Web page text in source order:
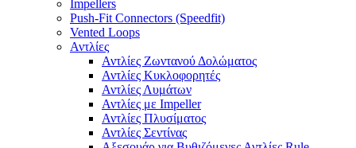
Impellers
Push-Fit Connectors (Speedfit)
Vented Loops
Αντλίες
Αντλίες Ζωντανού Δολώματος
Αντλίες Κυκλοφορητές
Αντλίες Λυμάτων
Αντλίες με Impeller
Αντλίες Πλυσίματος
Αντλίες Σεντίνας